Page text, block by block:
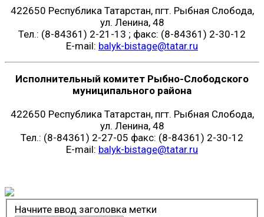
422650 Республика Татарстан, пгт. Рыбная Слобода,
ул. Ленина, 48
Тел.: (8-84361) 2-21-13 ; факс: (8-84361) 2-30-12
E-mail: balyk-bistage@tatar.ru
Исполнительный комитет Рыбно-Слободского
муниципального района
422650 Республика Татарстан, пгт. Рыбная Слобода,
ул. Ленина, 48
Тел.: (8-84361) 2-27-05 факс: (8-84361) 2-30-12
E-mail: balyk-bistage@tatar.ru
Начните ввод заголовка метки